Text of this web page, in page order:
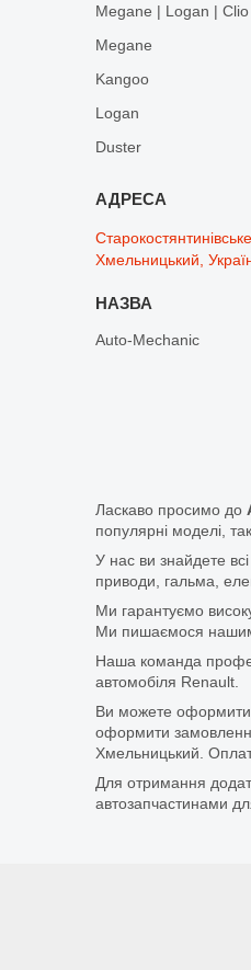
Megane | Logan |
Megane
Kangoo
Logan
Duster
Хмельницький,
Auto-Mechanic
Ласкаво просимо до
популярні моделі,
У нас ви знайдете
приводи, гальма,
Ми гарантуємо
Ми пишаємося нашим
Наша команда
автомобіля Renault.
Ви можете оформити
оформити
Хмельницький.
Для отримання
автозапчастинами